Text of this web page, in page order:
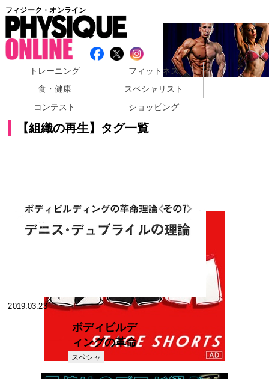
フィジーク・オンライン
トレーニング
フィットネス
食・健康
スペシャリスト
コンテスト
ショッピング
【組織の再生】タグ一覧
2019.03.23
ボディビルデ
ィングの革命
理論≪その
7≫ デニス・
スペシャ